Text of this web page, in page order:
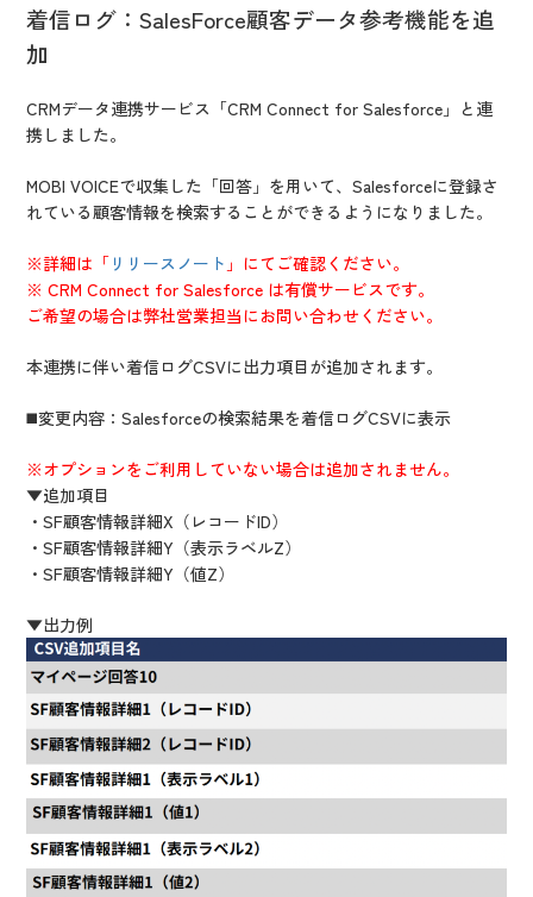
着信ログ：SalesForce顧客データ参考機能を追
加
CRMデータ連携サービス「CRM Connect for Salesforce」と連
携しました。
MOBI VOICEで収集した「回答」を用いて、Salesforceに登録さ
れている顧客情報を検索することができるようになりました。
※詳細は「 リリースノート 」にてご確認ください。
※ CRM Connect for Salesforce は有償サービスです。
ご希望の場合は弊社営業担当にお問い合わせください。
本連携に伴い着信ログCSVに出力項目が追加されます。
◼️変更内容：Salesforceの検索結果を着信ログCSVに表示
※オプションをご利用していない場合は追加されません。
▼追加項目
・SF顧客情報詳細X（レコードID）
・SF顧客情報詳細Y（表示ラベルZ）
・SF顧客情報詳細Y（値Z）
▼出力例